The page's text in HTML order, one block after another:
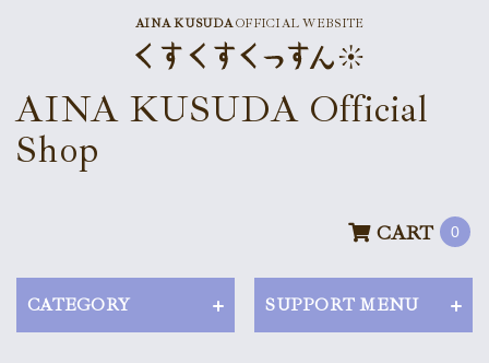
AINA KUSUDAOFFICIAL WEBSITE
Schedule
Profile
Goods
AINA KUSUDA Official
Shop
CART 0
CATEGORY SUPPORT MENU